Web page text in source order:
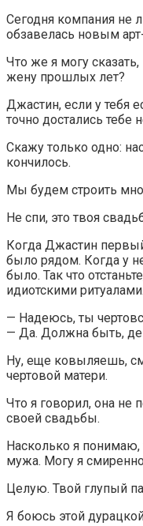
Сегодня компания не
обзавелась новым
Что же я могу
жену прошлых лет?
Джастин, если у тебя
точно достались тебе
Скажу только одно:
кончилось.
Мы будем строить
Не спи, это твоя
Когда Джастин
было рядом. Когда у
было. Так что
идиотскими ритуалами.
— Надеюсь, ты
— Да. Должна быть,
Ну, еще ковыляешь,
чертовой матери.
Что я говорил, она не
своей свадьбы.
Насколько я понимаю,
мужа. Могу я
Целую. Твой глупый
Я боюсь этой